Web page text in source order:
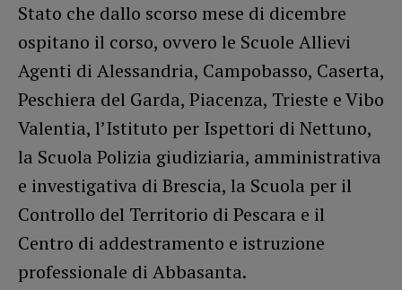
Stato che dallo scorso mese di dicembre
ospitano il corso, ovvero le Scuole Allievi
Agenti di Alessandria, Campobasso, Caserta,
Peschiera del Garda, Piacenza, Trieste e Vibo
Valentia, l’Istituto per Ispettori di Nettuno,
la Scuola Polizia giudiziaria, amministrativa
e investigativa di Brescia, la Scuola per il
Controllo del Territorio di Pescara e il
Centro di addestramento e istruzione
professionale di Abbasanta.